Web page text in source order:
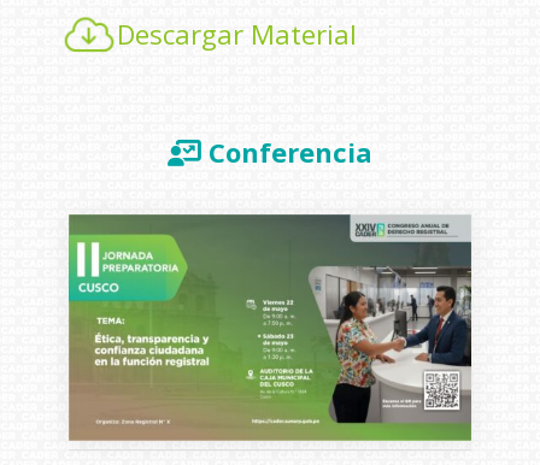
Descargar Material
Conferencia